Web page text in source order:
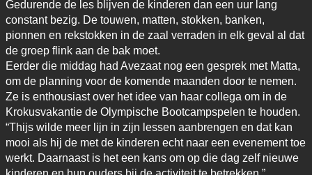
Gedurende de les blijven de kinderen dan een uur lang
constant bezig. De touwen, matten, stokken, banken,
pionnen en rekstokken in de zaal verraden in elk geval al dat
de groep flink aan de bak moet.
Eerder die middag had Avezaat nog een gesprek met Matta,
om de planning voor de komende maanden door te nemen.
Ze is enthousiast over het idee van haar collega om in de
Krokusvakantie de Olympische Bootcampspelen te houden.
“Thijs wilde meer lijn in zijn lessen aanbrengen en dat kan
mooi als hij de met de kinderen echt naar een evenement toe
werkt. Daarnaast is het een kans om op die dag zelf nieuwe